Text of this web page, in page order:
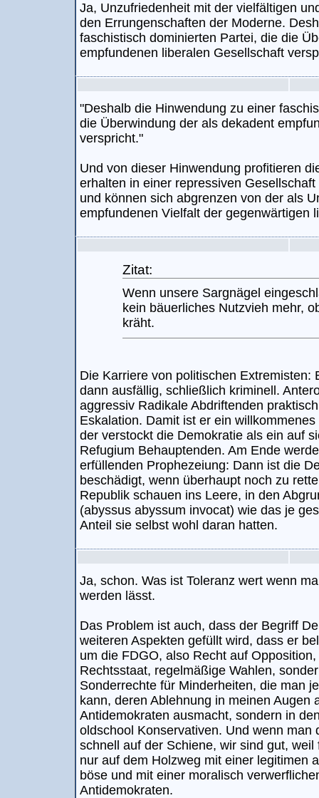
Ja, Unzufriedenheit mit der vielfältigen
den Errungenschaften der Moderne.
faschistisch dominierten Partei, die die
empfundenen liberalen Gesellschaft
"Deshalb die Hinwendung zu einer
die Überwindung der als dekadent
verspricht."
Und von dieser Hinwendung profitieren
erhalten in einer repressiven
und können sich abgrenzen von der als
empfundenen Vielfalt der gegenwärtigen
Zitat:
Wenn unsere Sargnägel
kein bäuerliches Nutzvieh mehr,
kräht.
Die Karriere von politischen Extremisten:
dann ausfällig, schließlich kriminell.
aggressiv Radikale Abdriftenden
Eskalation. Damit ist er ein
der verstockt die Demokratie als ein auf
Refugium Behauptenden. Am Ende
erfüllenden Prophezeiung: Dann ist die
beschädigt, wenn überhaupt noch zu
Republik schauen ins Leere, in den
(abyssus abyssum invocat) wie das je
Anteil sie selbst wohl daran hatten.
Ja, schon. Was ist Toleranz wert wenn
werden lässt.
Das Problem ist auch, dass der Begriff
weiteren Aspekten gefüllt wird, dass er
um die FDGO, also Recht auf
Rechtsstaat, regelmäßige Wahlen,
Sonderrechte für Minderheiten, die man
kann, deren Ablehnung in meinen Augen
Antidemokraten ausmacht, sondern in
oldschool Konservativen. Und wenn man
schnell auf der Schiene, wir sind gut,
nur auf dem Holzweg mit einer legitimen
böse und mit einer moralisch
Antidemokraten.